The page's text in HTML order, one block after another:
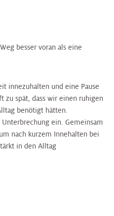
besser voran als eine
innezuhalten und eine Pause
zu spät, dass wir einen ruhigen
benötigt hätten.
ein. Gemeinsam
nach kurzem Innehalten bei
in den Alltag